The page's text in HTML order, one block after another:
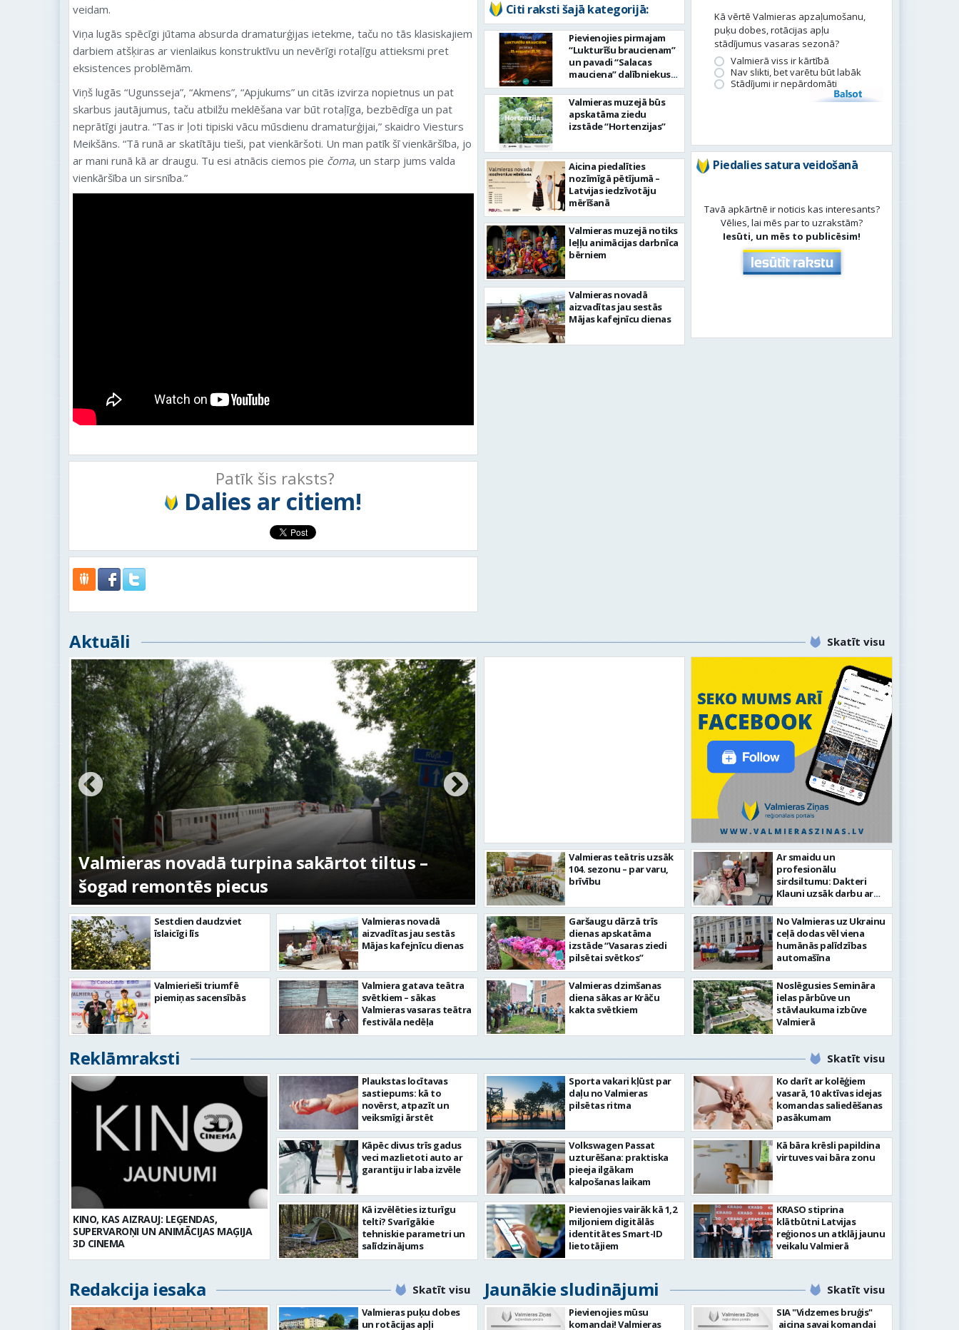
veidam.
Viņa lugās spēcīgi jūtama absurda dramaturģijas ietekme, taču no tās klasiskajiem
darbiem atšķiras ar vienlaikus konstruktīvu un nevērīgi rotaļīgu attieksmi pret
eksistences problēmām.
Viņš lugās “Ugunsseja”, “Akmens”, “Apjukums” un citās izvirza nopietnus un pat
skarbus jautājumus, taču atbilžu meklēšana var būt rotaļīga, bezbēdīga un pat
neprātīgi jautra. “Tas ir ļoti tipiski vācu mūsdienu dramaturģijai,” skaidro Viesturs
Meikšāns. “Tā runā ar skatītāju tieši, pat vienkāršoti. Un man patīk šī vienkāršība, jo
ar mani runā kā ar draugu. Tu esi atnācis ciemos pie čoma, un starp jums valda
vienkāršība un sirsnība.”
Patīk šis raksts?
Dalies ar citiem!
Citi raksti šajā kategorijā:
Pievienojies pirmajam
“Lukturīšu braucienam”
un pavadi “Salacas
mauciena” dalībniekus
ceļā uz jūru!
Valmieras muzejā būs
apskatāma ziedu
izstāde “Hortenzijas”
Aicina piedalīties
nozīmīgā pētījumā –
Latvijas iedzīvotāju
mērīšanā
Valmieras muzejā notiks
leļļu animācijas darbnīca
bērniem
Valmieras novadā
aizvadītas jau sestās
Mājas kafejnīcu dienas
Kā vērtē Valmieras apzaļumošanu,
puķu dobes, rotācijas apļu
stādījumus vasaras sezonā?
Valmierā viss ir kārtībā
Nav slikti, bet varētu būt labāk
Stādījumi ir nepārdomāti
Balsot
Piedalies satura veidošanā
Tavā apkārtnē ir noticis kas interesants?
Vēlies, lai mēs par to uzrakstām?
Iesūti, un mēs to publicēsim!
Aktuāli Skatīt visu
Valmieras novadā turpina sakārtot tiltus –
šogad remontēs piecus
No pagaidu teātra līdz laikmetīgās kultūras
centram – kā attīstīsies “Kurtuve”
Sestdien daudzviet
īslaicīgi līs
Valmierieši triumfē
piemiņas sacensībās
Valmieras novadā
aizvadītas jau sestās
Mājas kafejnīcu dienas
Valmiera gatava teātra
svētkiem – sākas
Valmieras vasaras teātra
festivāla nedēļa
Valmieras teātris uzsāk
104. sezonu – par varu,
brīvību
Garšaugu dārzā trīs
dienas apskatāma
izstāde “Vasaras ziedi
pilsētai svētkos”
Valmieras dzimšanas
diena sākas ar Krāču
kakta svētkiem
Ar smaidu un
profesionālu
sirdsiltumu: Dakteri
Klauni uzsāk darbu ar
senioriem Vidzemes
slimnīcā
No Valmieras uz Ukrainu
ceļā dodas vēl viena
humānās palīdzības
automašīna
Noslēgusies Semināra
ielas pārbūve un
stāvlaukuma izbūve
Valmierā
Reklāmraksti Skatīt visu
KINO, KAS AIZRAUJ: LEĢENDAS,
SUPERVAROŅI UN ANIMĀCIJAS MAĢIJA
3D CINEMA
Plaukstas locītavas
sastiepums: kā to
novērst, atpazīt un
veiksmīgi ārstēt
Kāpēc divus trīs gadus
veci mazlietoti auto ar
garantiju ir laba izvēle
Kā izvēlēties izturīgu
telti? Svarīgākie
tehniskie parametri un
salīdzinājums
Sporta vakari kļūst par
daļu no Valmieras
pilsētas ritma
Volkswagen Passat
uzturēšana: praktiska
pieeja ilgākam
kalpošanas laikam
Pievienojies vairāk kā 1,2
miljoniem digitālās
identitātes Smart-ID
lietotājiem
Ko darīt ar kolēģiem
vasarā, 10 aktīvas idejas
komandas saliedēšanas
pasākumam
Kā bāra krēsli papildina
virtuves vai bāra zonu
KRASO stiprina
klātbūtni Latvijas
reģionos un atklāj jaunu
veikalu Valmierā
Redakcija iesaka Skatīt visu Jaunākie sludinājumi Skatīt visu
Valmieras puķu dobes
un rotācijas apļi
Pievienojies mūsu
komandai! Valmieras
SIA "Vidzemes bruģis"
aicina savai komandai